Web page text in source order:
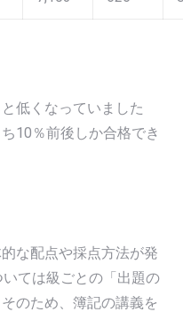
低くなっていました
10％前後しか合格でき
な配点や採点方法が発
ては級ごとの「出題の
のため、簿記の講義を